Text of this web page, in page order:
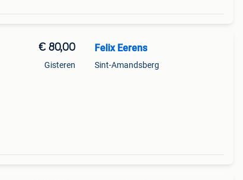
€ 80,00
Gisteren
Felix Eerens
Sint-Amandsberg